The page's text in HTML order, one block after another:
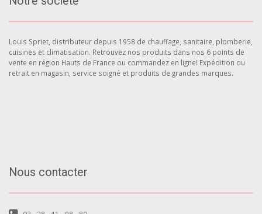
Louis Spriet, distributeur depuis 1958 de chauffage, sanitaire, plomberie,
cuisines et climatisation. Retrouvez nos produits dans nos 6 points de
vente en région Hauts de France ou commandez en ligne! Expédition ou
retrait en magasin, service soigné et produits de grandes marques.
Nous contacter